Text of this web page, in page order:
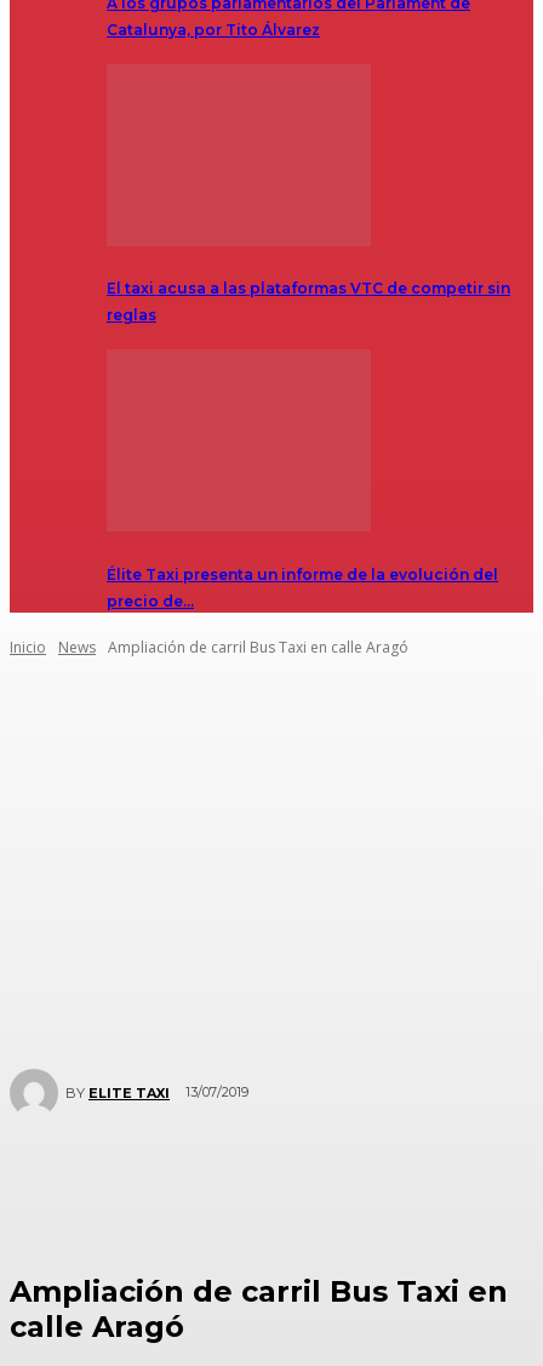
Catalunya, por Tito Álvarez
El taxi acusa a las plataformas VTC de competir sin
reglas
Élite Taxi presenta un informe de la evolución del
precio de…
Inicio News Ampliación de carril Bus Taxi en calle Aragó
BY ELITE TAXI 13/07/2019
Ampliación de carril Bus Taxi en
calle Aragó